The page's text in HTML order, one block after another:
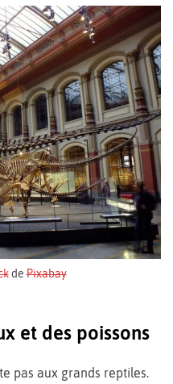
dePixabay
et des poissons
pas aux grands reptiles.